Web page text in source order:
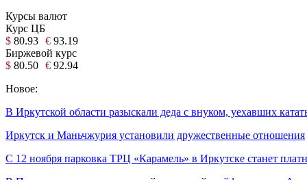
Курсы валют
Курс ЦБ
$ 80.93 € 93.19
Биржевой курс
$ 80.50 € 92.94
Новое:
В Иркутской области разыскали деда с внуком, уехавших
Иркутск и Маньчжурия установили дружественные отношения
С 12 ноября парковка ТРЦ «Карамель» в Иркутске станет